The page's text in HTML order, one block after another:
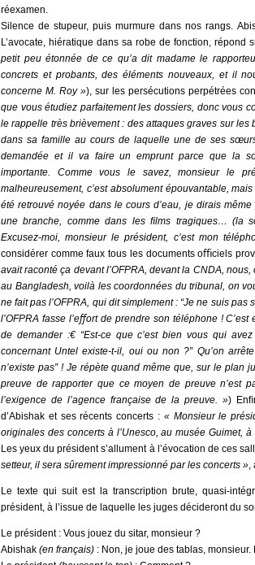
réexamen.
Silence de stupeur, puis murmure dans nos rangs.
L’avocate, hiératique dans sa robe de fonction, répond
petit peu étonnée de ce qu’a dit madame le
concrets et probants, des éléments nouveaux, et il
concerne M. Roy »), sur les persécutions perpétrées
que vous étudiez parfaitement les dossiers, donc vous
le rappelle très brièvement : des attaques graves sur
dans sa famille au cours de laquelle une de ses
demandée et il va faire un emprunt parce que la
importante. Comme vous le savez, monsieur le
malheureusement, c’est absolument épouvantable,
été retrouvé noyée dans le cours d’eau, je dirais
une branche, comme dans les ﬁlms tragiques… (la
Excusez-moi, monsieur le président, c’est mon
considérer comme faux tous les documents oﬃciels
avait raconté ça devant l’OFPRA, devant la CNDA,
au Bangladesh, voilà les coordonnées du tribunal, on
ne fait pas l’OFPRA, qui dit simplement : “Je ne suis
l’OFPRA fasse l’eﬀort de prendre son téléphone !
de demander :€ “Est-ce que c’est bien vous qui
concernant Untel existe-t-il, oui ou non ?” Qu’on
n’existe pas” ! Je répète quand même que, sur le plan
preuve de rapporter que ce moyen de preuve n’est
l’exigence de l’agence française de la preuve. »)
d’Abishak et ses récents concerts : « Monsieur le
originales des concerts à l’Unesco, au musée Guimet,
Les yeux du président s’allument à l’évocation de ces
setteur, il sera sûrement impressionné par les concerts »,
Le texte qui suit est la transcription brute, quasi-
président, à l’issue de laquelle les juges décideront du
Le président : Vous jouez du sitar, monsieur ?
Abishak (en français) : Non, je joue des tablas, monsieur.